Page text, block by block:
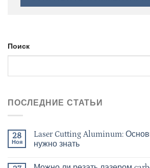
Поиск
ПОСЛЕДНИЕ СТАТЬИ
28
Ноя
Laser Cutting Aluminum:
нужно знать